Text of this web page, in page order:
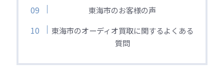
東海市のお客様の声
東海市のオーディオ買取に関するよくある
質問